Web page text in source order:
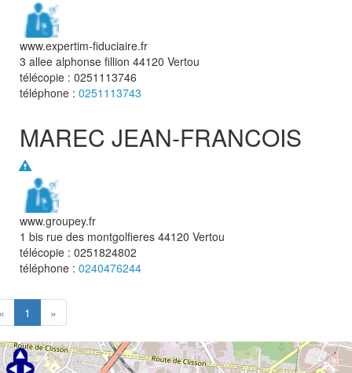
www.expertim-fiduciaire.fr
3 allee alphonse fillion 44120 Vertou
télécopie : 0251113746
téléphone : 0251113743
MAREC JEAN-FRANCOIS
www.groupey.fr
1 bis rue des montgolfieres 44120 Vertou
télécopie : 0251824802
téléphone : 0240476244
1 »